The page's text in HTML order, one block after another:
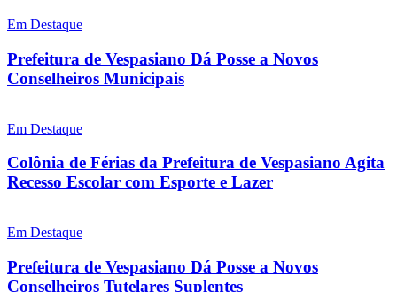
Em Destaque
Prefeitura de Vespasiano Dá Posse a Novos
Conselheiros Municipais
Em Destaque
Colônia de Férias da Prefeitura de Vespasiano Agita
Recesso Escolar com Esporte e Lazer
Em Destaque
Prefeitura de Vespasiano Dá Posse a Novos
Conselheiros Tutelares Suplentes